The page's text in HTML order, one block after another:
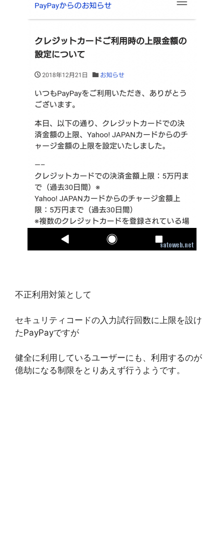
不正利用対策として
セキュリティコードの入力試行回数に上限を設け
たPayPayですが
健全に利用しているユーザーにも、利用するのが
億劫になる制限をとりあえず行うようです。